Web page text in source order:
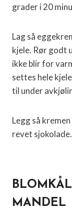
grader i 20
Lag så
kjele. Rør godt
ikke blir for
settes hele
til under
Legg så
revet sjokolade.
MANDEL